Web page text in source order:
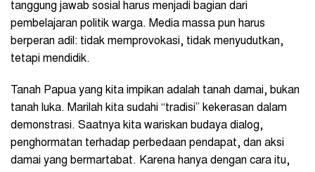
tanggung jawab sosial harus menjadi bagian dari
pembelajaran politik warga. Media massa pun harus
berperan adil: tidak memprovokasi, tidak menyudutkan,
tetapi mendidik.
Tanah Papua yang kita impikan adalah tanah damai, bukan
tanah luka. Marilah kita sudahi “tradisi” kekerasan dalam
demonstrasi. Saatnya kita wariskan budaya dialog,
penghormatan terhadap perbedaan pendapat, dan aksi
damai yang bermartabat. Karena hanya dengan cara itu,